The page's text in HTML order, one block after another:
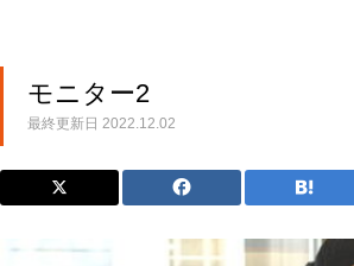
モニター2
最終更新日 2022.12.02